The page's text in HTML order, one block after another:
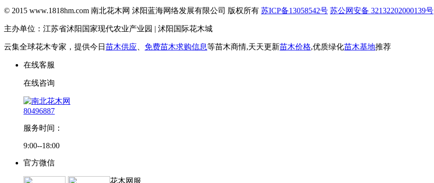
© 2015 www.1818hm.com 南北花木网 沭阳蓝海网络发展有限公司 版权所有 苏ICP备13058542号 苏公网安备 32132202000139号
主办单位：江苏省沭阳国家现代农业产业园 | 沭阳国际花木城
云集全球花木专家，提供今日 苗木供应 免费苗木求购信息等苗木商情,天天更新苗木价格,优质绿化苗木基地推荐
在线客服
在线咨询
80496887
服务时间：
9:00--18:00
官方微信
花木网服